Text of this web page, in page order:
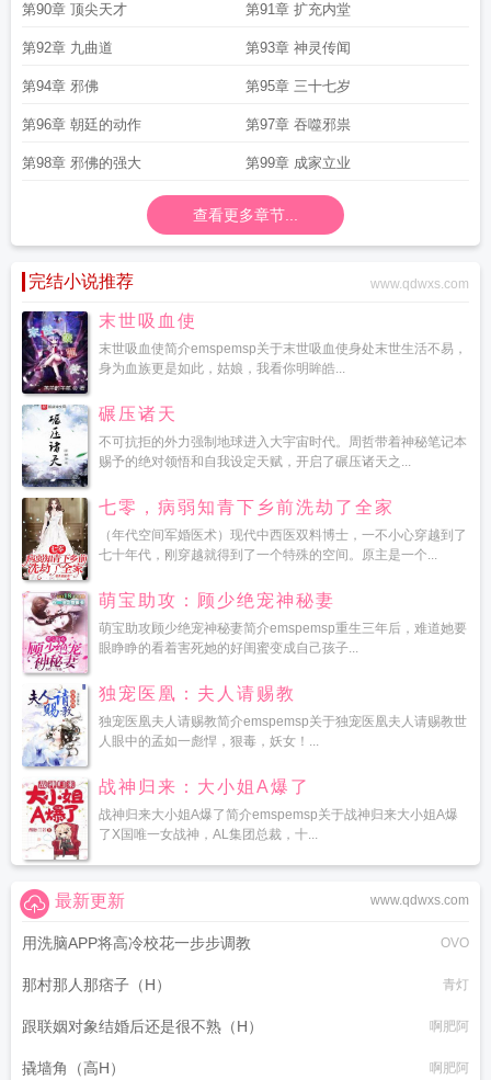
第90章 顶尖天才 第91章 扩充内堂
第92章 九曲道 第93章 神灵传闻
第94章 邪佛 第95章 三十七岁
第96章 朝廷的动作 第97章 吞噬邪祟
第98章 邪佛的强大 第99章 成家立业
查看更多章节...
完结小说推荐 www.qdwxs.com
末世吸血使
末世吸血使简介emspemsp关于末世吸血使身处末世生活不易，
身为血族更是如此，姑娘，我看你明眸皓...
碾压诸天
不可抗拒的外力强制地球进入大宇宙时代。周哲带着神秘笔记本
赐予的绝对领悟和自我设定天赋，开启了碾压诸天之...
七零，病弱知青下乡前洗劫了全家
（年代空间军婚医术）现代中西医双料博士，一不小心穿越到了
七十年代，刚穿越就得到了一个特殊的空间。原主是一个...
萌宝助攻：顾少绝宠神秘妻
萌宝助攻顾少绝宠神秘妻简介emspemsp重生三年后，难道她要
眼睁睁的看着害死她的好闺蜜变成自己孩子...
独宠医凰：夫人请赐教
独宠医凰夫人请赐教简介emspemsp关于独宠医凰夫人请赐教世
人眼中的孟如一彪悍，狠毒，妖女！...
战神归来：大小姐A爆了
战神归来大小姐A爆了简介emspemsp关于战神归来大小姐A爆
了X国唯一女战神，AL集团总裁，十...
www.qdwxs.com
最新更新
用洗脑APP将高冷校花一步步调教 OVO
那村那人那痞子（H） 青灯
跟联姻对象结婚后还是很不熟（H） 啊肥阿
撬墙角（高H） 啊肥阿